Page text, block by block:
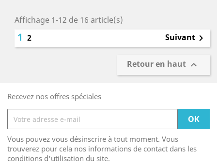
Affichage 1-12 de 16 article(s)
1 2 Suivant 
Retour en haut 
Recevez nos offres spéciales
Vous pouvez vous désinscrire à tout moment. Vous
trouverez pour cela nos informations de contact dans les
conditions d'utilisation du site.